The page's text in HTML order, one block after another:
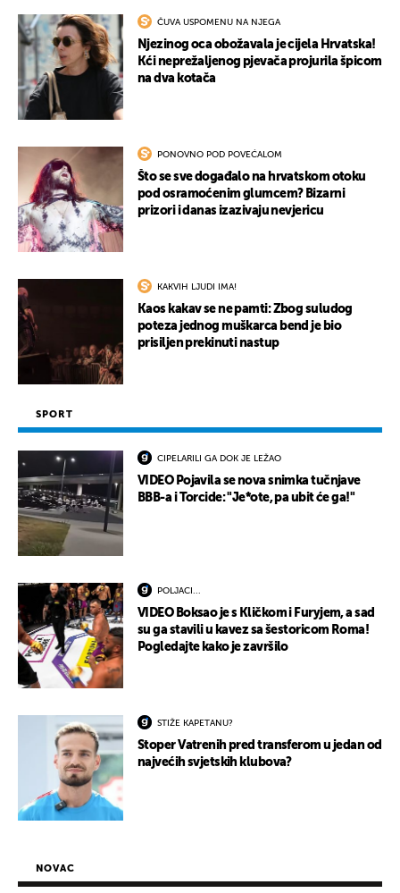
ČUVA USPOMENU NA NJEGA
Njezinog oca obožavala je cijela Hrvatska!
Kći neprežaljenog pjevača projurila špicom
na dva kotača
PONOVNO POD POVEĆALOM
Što se sve događalo na hrvatskom otoku
pod osramoćenim glumcem? Bizarni
prizori i danas izazivaju nevjericu
KAKVIH LJUDI IMA!
Kaos kakav se ne pamti: Zbog suludog
poteza jednog muškarca bend je bio
prisiljen prekinuti nastup
SPORT
CIPELARILI GA DOK JE LEŽAO
VIDEO Pojavila se nova snimka tučnjave
BBB-a i Torcide: "Je*ote, pa ubit će ga!"
POLJACI...
VIDEO Boksao je s Kličkom i Furyjem, a sad
su ga stavili u kavez sa šestoricom Roma!
Pogledajte kako je završilo
STIŽE KAPETANU?
Stoper Vatrenih pred transferom u jedan od
najvećih svjetskih klubova?
NOVAC